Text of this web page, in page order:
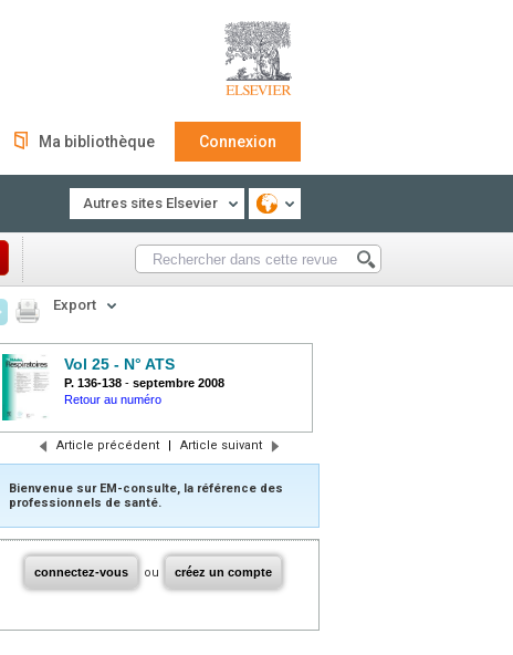
Ma bibliothèque Connexion
Autres sites Elsevier
Export
Vol 25 - N° ATS
P. 136-138 - septembre 2008
Retour au numéro
Article précédent | Article suivant
Bienvenue sur EM-consulte, la référence des
professionnels de santé.
connectez-vous ou créez un compte